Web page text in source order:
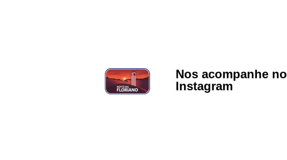
Nos acompanhe no
Instagram